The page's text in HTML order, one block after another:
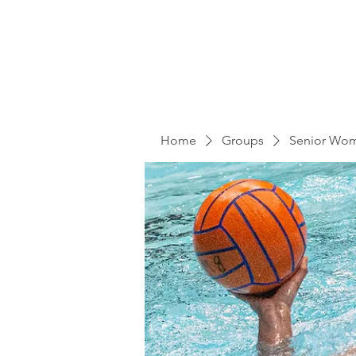
Home Groups Senior